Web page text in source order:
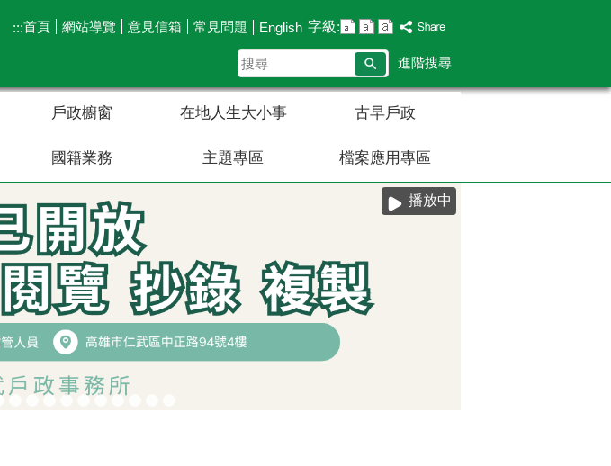
:::首頁 網站導覽 意見信箱 常見問題 English 字級:
搜
尋
進階搜尋
戶政櫥窗 在地人生大小事 古早戶政
國籍業務 主題專區 檔案應用專區
播放中